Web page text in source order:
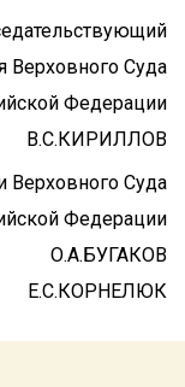
Верховного Суда
Федерации
В.С.КИРИЛЛОВ
Верховного Суда
Федерации
О.А.БУГАКОВ
Е.С.КОРНЕЛЮК